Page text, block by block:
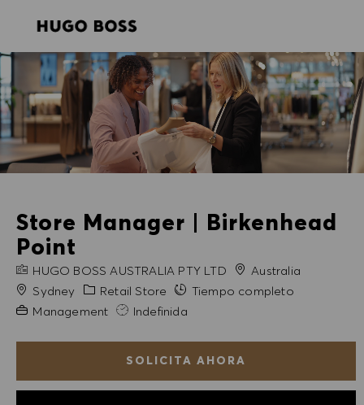
Store Manager | Birkenhead
Point
NOMBRE DE LA EMPRESA
HUGO BOSS AUSTRALIA PTY LTD
Australia
Ciudad
Sydney Categoría
Retail Store
Tiempo completo
Experiencia necesaria
Management Indefinida
SOLICITA AHORA